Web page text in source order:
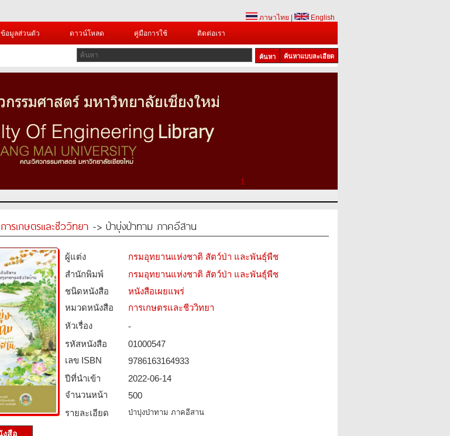
ภาษาไทย
English
ข้อมูลส่วนตัว ดาวน์โหลด คู่มือการใช้ ติดต่อเรา
ค้นหาแบบละเอียด
1
การเกษตรและชีววิทยา -> ป่าบุ่งป่าทาม ภาคอีสาน
ผู้แต่ง
กรมอุทยานแห่งชาติ สัตว์ป่า และพันธุ์พืช
สำนักพิมพ์
กรมอุทยานแห่งชาติ สัตว์ป่า และพันธุ์พืช
ชนิดหนังสือ­
หนังสือเผยแพร่
หมวดหนังสือ­
การเกษตรและชีววิทยา
หัวเรื่อง
-
รหัสหนังสือ­
01000547
เลข ISBN
9786163164933
ปีที่นำเข้า
2022-06-14
จำนวนหน้า
500
รายละเอียด
ป่าบุ่งป่าทาม ภาคอีสาน